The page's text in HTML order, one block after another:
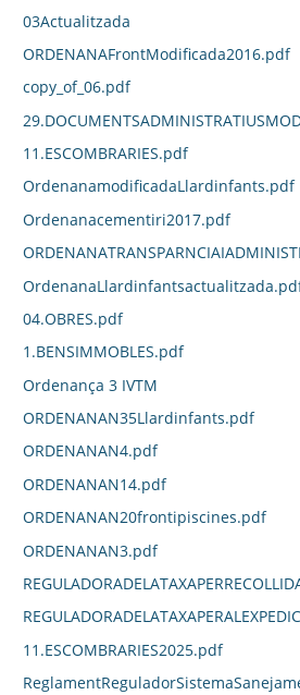
03Actualitzada
ORDENANAFrontModificada2016.pdf
copy_of_06.pdf
11.ESCOMBRARIES.pdf
OrdenanamodificadaLlardinfants.pdf
Ordenanacementiri2017.pdf
04.OBRES.pdf
1.BENSIMMOBLES.pdf
Ordenança 3 IVTM
ORDENANAN35Llardinfants.pdf
ORDENANAN4.pdf
ORDENANAN14.pdf
ORDENANAN20frontipiscines.pdf
ORDENANAN3.pdf
11.ESCOMBRARIES2025.pdf